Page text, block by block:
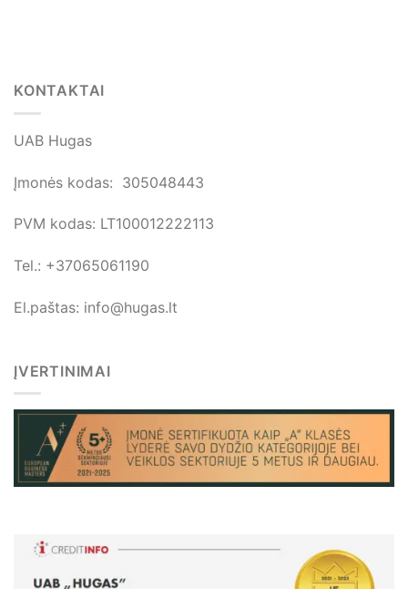
KONTAKTAI
UAB Hugas
Įmonės kodas: 305048443
PVM kodas: LT100012222113
Tel.: +37065061190
El.paštas: info@hugas.lt
ĮVERTINIMAI